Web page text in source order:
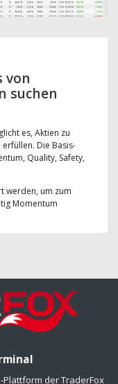
von
suchen
es, Aktien zu
Die Basis-
Quality, Safety,
werden, um zum
Momentum
der TraderFox